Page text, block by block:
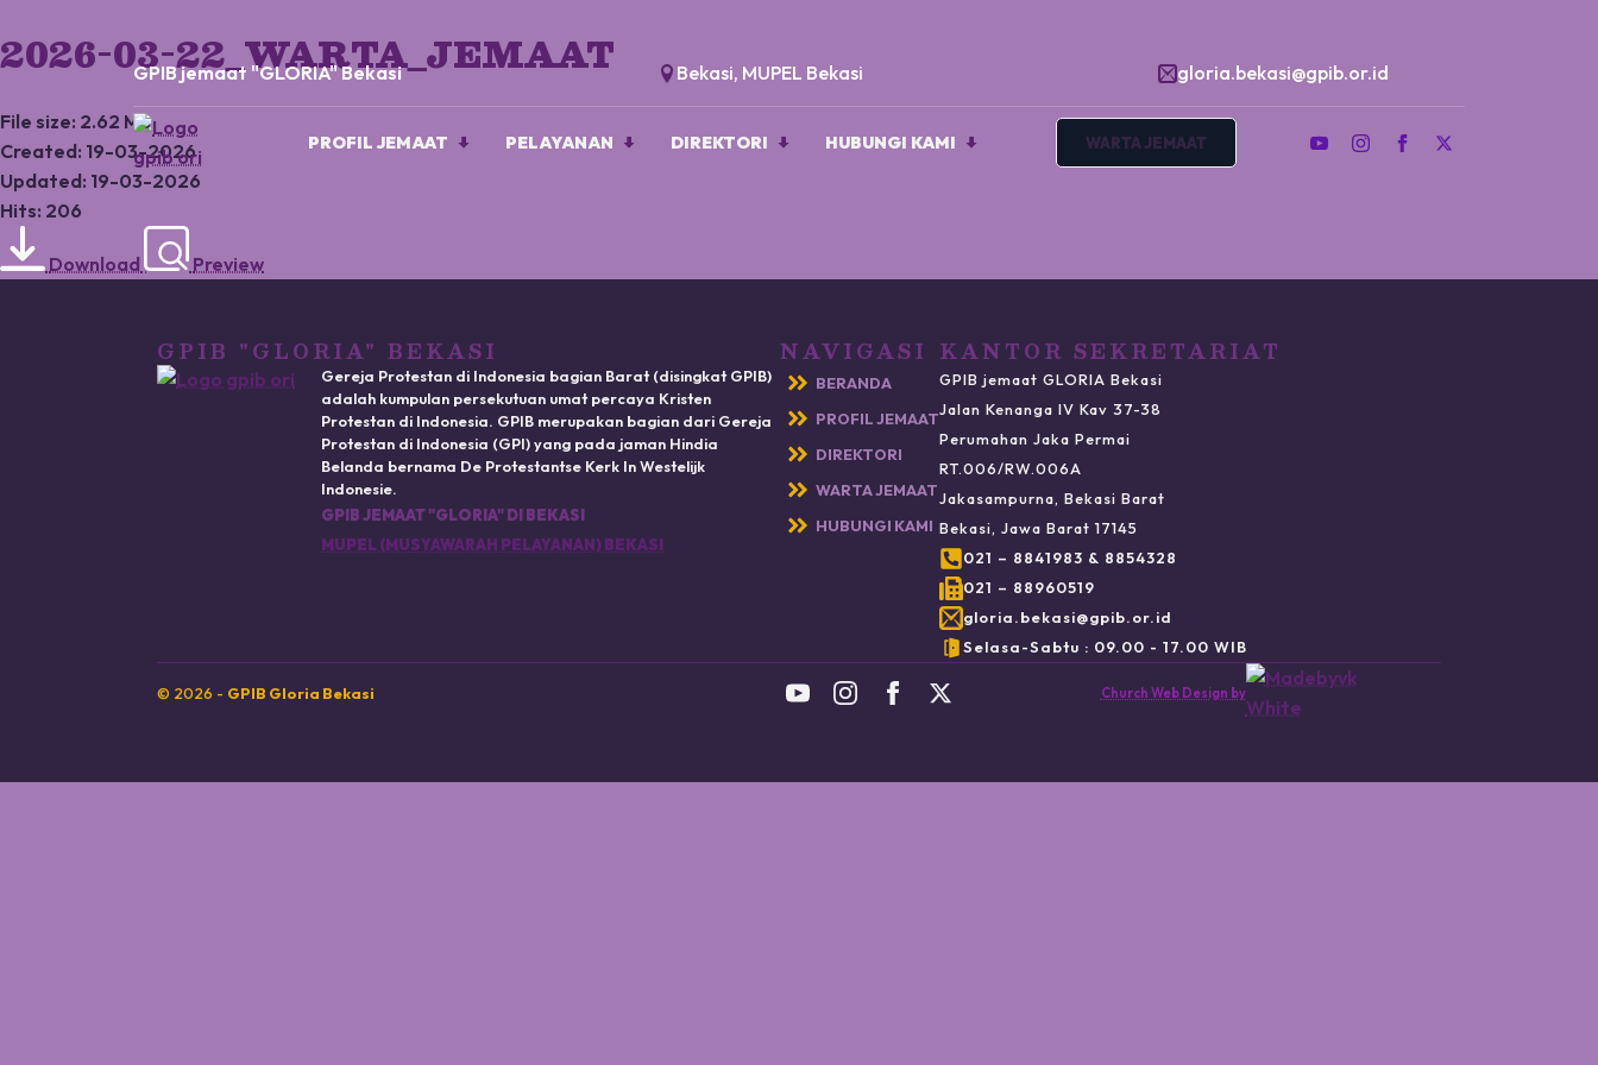
GPIB jemaat "GLORIA" Bekasi Bekasi, MUPEL Bekasi gloria.bekasi@gpib.or.id
PROFIL JEMAAT PELAYANAN DIREKTORI HUBUNGI KAMI WARTA JEMAAT
2026-03-22_WARTA_JEMAAT
File size: 2.62 MB
Created: 19-03-2026
Updated: 19-03-2026
Hits: 206
Download Preview
GPIB "GLORIA" BEKASI
Gereja Protestan di Indonesia bagian Barat (disingkat GPIB)
adalah kumpulan persekutuan umat percaya Kristen
Protestan di Indonesia. GPIB merupakan bagian dari Gereja
Protestan di Indonesia (GPI) yang pada jaman Hindia
Belanda bernama De Protestantse Kerk In Westelijk
Indonesie.
GPIB JEMAAT "GLORIA" DI BEKASI
MUPEL (MUSYAWARAH PELAYANAN) BEKASI
NAVIGASI
BERANDA
PROFIL JEMAAT
DIREKTORI
WARTA JEMAAT
HUBUNGI KAMI
KANTOR SEKRETARIAT
GPIB jemaat GLORIA Bekasi
Jalan Kenanga IV Kav 37-38
Perumahan Jaka Permai
RT.006/RW.006A
Jakasampurna, Bekasi Barat
Bekasi, Jawa Barat 17145
021 – 8841983 & 8854328
021 – 88960519
gloria.bekasi@gpib.or.id
Selasa-Sabtu : 09.00 - 17.00 WIB
© 2026 - GPIB Gloria Bekasi Church Web Design by